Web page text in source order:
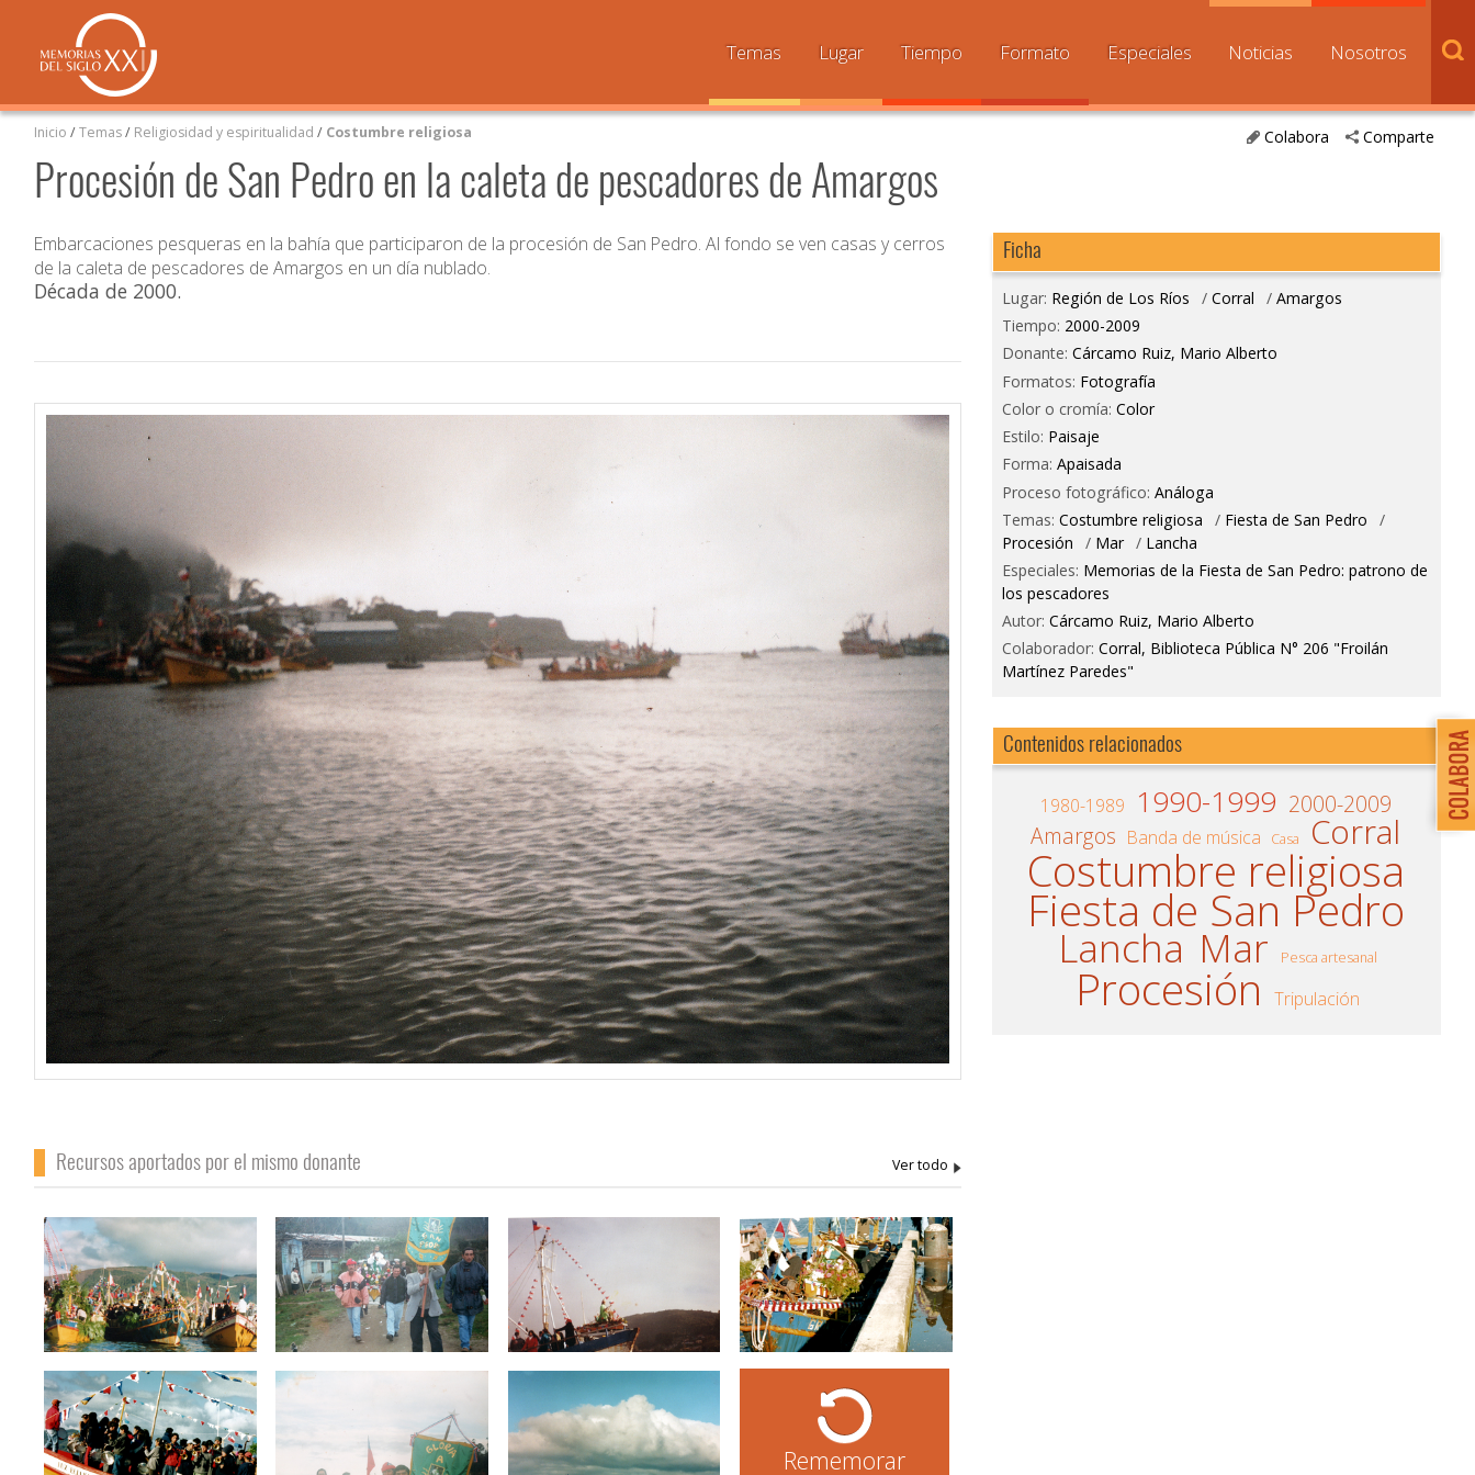
Temas Lugar Tiempo Formato Especiales Noticias Nosotros
Comparte
Colabora
Inicio /Temas/ Religiosidad y espiritualidad / Costumbre religiosa
Procesión de San Pedro en la caleta de pescadores de Amargos
Embarcaciones pesqueras en la bahía que participaron de la procesión de San Pedro. Al fondo se ven casas y cerros
de la caleta de pescadores de Amargos en un día nublado.
Década de 2000.
Recursos aportados por el mismo donante
Rememorar
Ficha
Lugar: Región de Los Ríos / Corral / Amargos
Tiempo: 2000-2009
Donante: Cárcamo Ruiz, Mario Alberto
Formatos: Fotografía
Color o cromía: Color
Estilo: Paisaje
Forma: Apaisada
Proceso fotográfico: Análoga
Temas: Costumbre religiosa / Fiesta de San Pedro
/
Procesión
/ Mar / Lancha
Especiales: Memorias de la Fiesta de San Pedro: patrono de
los pescadores
Autor: Cárcamo Ruiz, Mario Alberto
Colaborador: Corral, Biblioteca Pública N° 206 "Froilán
Martínez Paredes"
Contenidos relacionados
1980-1989 1990-1999 2000-2009
Amargos Banda de música Casa Corral
Costumbre religiosa
Fiesta de San Pedro
Lancha Mar Pesca artesanal
Procesión Tripulación